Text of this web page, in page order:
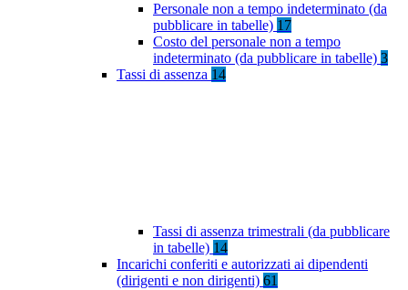
Personale non a tempo indeterminato (da
pubblicare in tabelle) 17
Costo del personale non a tempo
indeterminato (da pubblicare in tabelle) 3
Tassi di assenza 14
Tassi di assenza trimestrali (da pubblicare
in tabelle) 14
Incarichi conferiti e autorizzati ai dipendenti
(dirigenti e non dirigenti) 61